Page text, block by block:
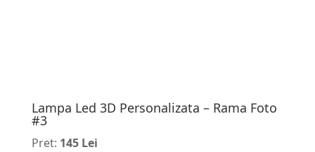
Lampa Led 3D Personalizata – Rama Foto
#3
Pret: 145 Lei